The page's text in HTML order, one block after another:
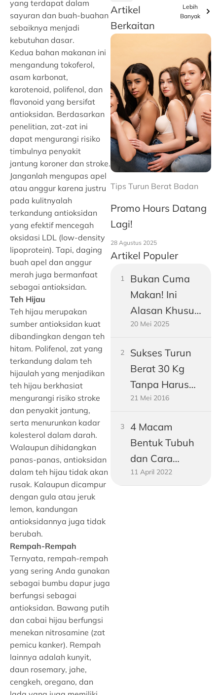
yang terdapat dalam
sayuran dan buah-buahan
sebaiknya menjadi
kebutuhan dasar.
Kedua bahan makanan ini
mengandung tokoferol,
asam karbonat,
karotenoid, polifenol, dan
flavonoid yang bersifat
antioksidan. Berdasarkan
penelitian, zat-zat ini
dapat mengurangi risiko
timbulnya penyakit
jantung koroner dan stroke.
Janganlah mengupas apel
atau anggur karena justru
pada kulitnyalah
terkandung antioksidan
yang efektif mencegah
oksidasi LDL (low-density
lipoprotein). Tapi, daging
buah apel dan anggur
merah juga bermanfaat
sebagai antioksidan.
Teh Hijau
Teh hijau merupakan
sumber antioksidan kuat
dibandingkan dengan teh
hitam. Polifenol, zat yang
terkandung dalam teh
hijaulah yang menjadikan
teh hijau berkhasiat
mengurangi risiko stroke
dan penyakit jantung,
serta menurunkan kadar
kolesterol dalam darah.
Walaupun dihidangkan
panas-panas, antioksidan
dalam teh hijau tidak akan
rusak. Kalaupun dicampur
dengan gula atau jeruk
lemon, kandungan
antioksidannya juga tidak
berubah.
Rempah-Rempah
Ternyata, rempah-rempah
yang sering Anda gunakan
sebagai bumbu dapur juga
berfungsi sebagai
antioksidan. Bawang putih
dan cabai hijau berfungsi
menekan nitrosamine (zat
pemicu kanker). Rempah
lainnya adalah kunyit,
daun rosemary, jahe,
cengkeh, oregano, dan
Artikel
Berkaitan
Lebih
Banyak
Tips Turun Berat Badan
Promo Hours Datang
Lagi!
28 Agustus 2025
Artikel Populer
Bukan Cuma
Makan! Ini
Alasan Khusus
Perut Pria
Gampang
Buncit
20 Mei 2025
Sukses Turun
Berat 30 Kg
Tanpa Harus
Jadi Vegetarian
21 Mei 2016
4 Macam
Bentuk Tubuh
dan Cara
Mengukurnya!
11 April 2022